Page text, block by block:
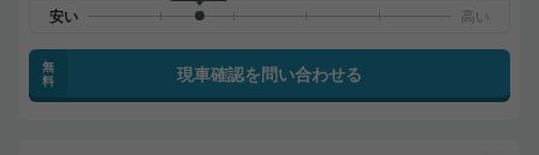
無
料
現車確認を問い合わせる